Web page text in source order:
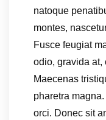
natoque
montes,
Fusce feugiat
odio, gravida at,
Maecenas
pharetra
orci. Donec sit